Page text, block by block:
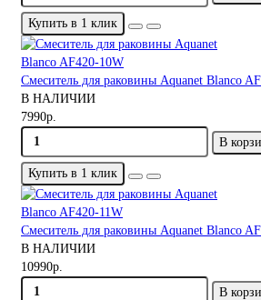
Купить в 1 клик
Смеситель для раковины Aquanet Blanco
В НАЛИЧИИ
7990р.
В
Купить в 1 клик
Смеситель для раковины Aquanet Blanco
В НАЛИЧИИ
10990р.
В